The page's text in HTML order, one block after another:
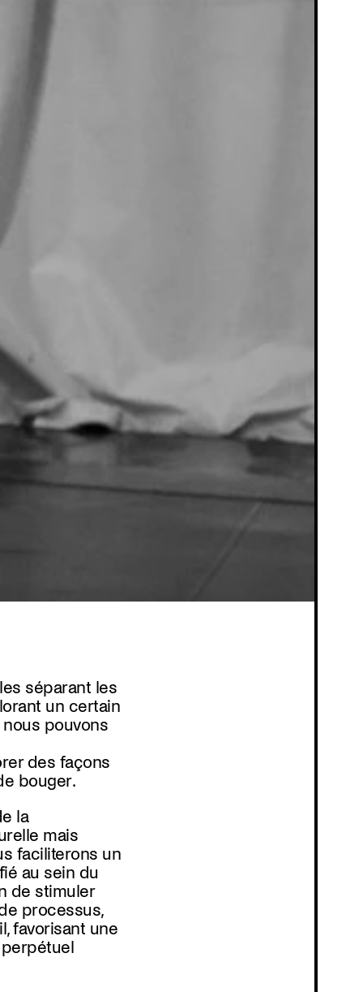
séparant les
un certain
pouvons
des façons
bouger.
la
mais
faciliterons un
au sein du
de stimuler
processus,
favorisant une